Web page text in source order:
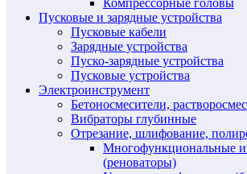
Компрессорные головы
Пусковые и зарядные устройства
Пусковые кабели
Зарядные устройства
Пуско-зарядные устройства
Пусковые устройства
Электроинструмент
Бетоносмесители,
Вибраторы глубинные
Отрезание, шлифование,
Многофункциональные
(реноваторы)